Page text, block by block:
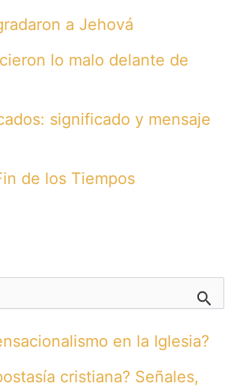
a Jehová
lo malo delante de
significado y mensaje
de los Tiempos
en la Iglesia?
cristiana? Señales,